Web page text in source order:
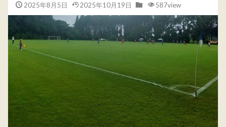
2025年8月5日 2025年10月19日 587view